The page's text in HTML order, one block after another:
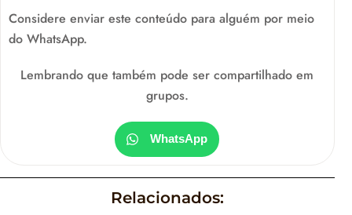
Considere enviar este conteúdo para alguém por meio
do WhatsApp.
Lembrando que também pode ser compartilhado em
grupos.
WhatsApp
Relacionados: